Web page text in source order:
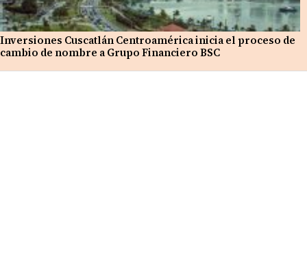
Inversiones Cuscatlán Centroamérica inicia el proceso de
cambio de nombre a Grupo Financiero BSC